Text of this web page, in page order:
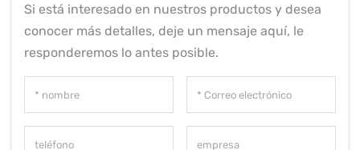
Si está interesado en nuestros productos y desea
conocer más detalles, deje un mensaje aquí, le
responderemos lo antes posible.